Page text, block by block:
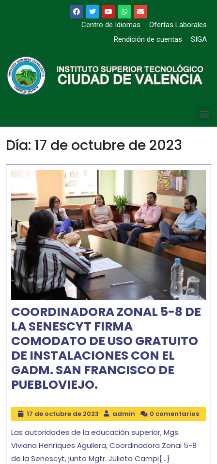
Centro de Idiomas
Ofertas Laborales
Rendición de cuentas
SIGA
Día: 17 de octubre de 2023
COORDINADORA ZONAL 5-8 DE
LA SENESCYT FIRMA
COMODATO DE USO GRATUITO
DE INSTALACIONES CON EL
GADM. SAN FRANCISCO DE
PUEBLOVIEJO.
17 de octubre de 2023 admin 0 comentarios
Las autoridades de la educación superior, Mgs.
Viviana Henríques Aguilera, Coordinadora Zonal 5-8
de la Senescyt, junto Mgtr. Julieta Campi{...}